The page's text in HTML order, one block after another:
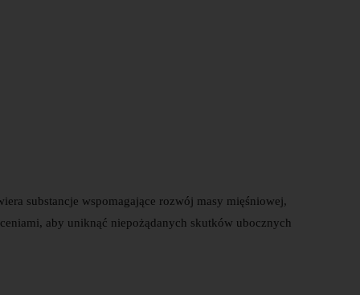
substancje wspomagające rozwój masy mięśniowej,
aby uniknąć niepożądanych skutków ubocznych